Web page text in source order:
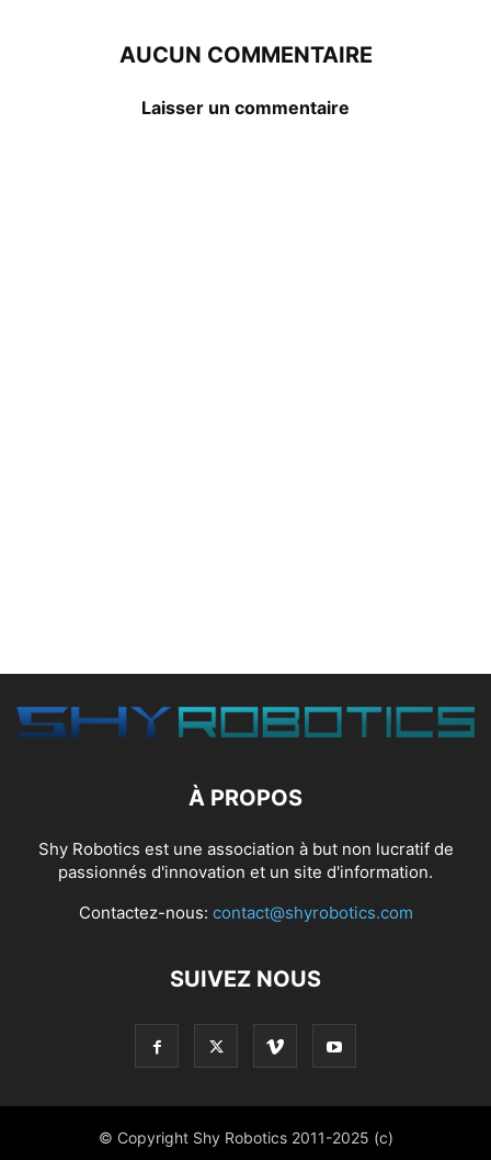
AUCUN COMMENTAIRE
Laisser un commentaire
À PROPOS
Shy Robotics est une association à but non lucratif de
passionnés d'innovation et un site d'information.
Contactez-nous: contact@shyrobotics.com
SUIVEZ NOUS
© Copyright Shy Robotics 2011-2025 (c)